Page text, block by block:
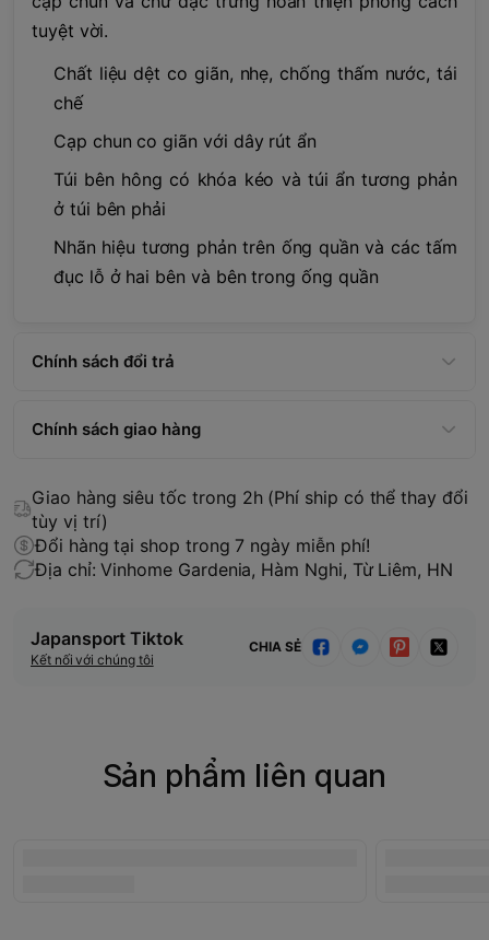
tuyệt vời.
Chất liệu dệt co giãn, nhẹ, chống thấm nước, tái
chế
Cạp chun co giãn với dây rút ẩn
Túi bên hông có khóa kéo và túi ẩn tương phản
ở túi bên phải
Nhãn hiệu tương phản trên ống quần và các tấm
đục lỗ ở hai bên và bên trong ống quần
Chính sách đổi trả
Chính sách giao hàng
Giao hàng siêu tốc trong 2h (Phí ship có thể thay đổi
tùy vị trí)
Đổi hàng tại shop trong 7 ngày miễn phí!
Địa chỉ: Vinhome Gardenia, Hàm Nghi, Từ Liêm, HN
Japansport Tiktok
Kết nối với chúng tôi
CHIA SẺ
Sản phẩm liên quan